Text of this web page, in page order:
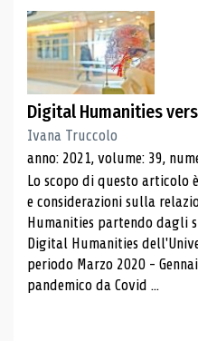
Digital Humanities
Ivana Truccolo
anno: 2021, volume: 39,
Lo scopo di questo articolo
e considerazioni sulla
Humanities partendo dagli
Digital Humanities
periodo Marzo 2020 -
pandemico da Covid ...